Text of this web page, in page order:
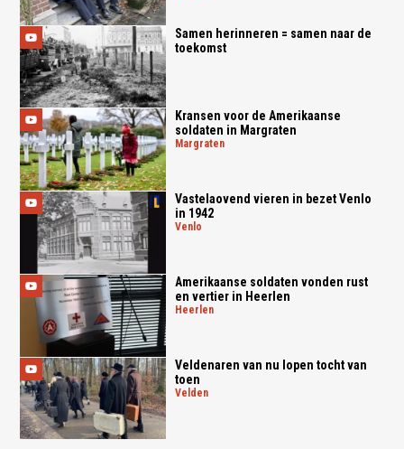
Samen herinneren = samen naar de
toekomst
Kransen voor de Amerikaanse
soldaten in Margraten
margraten
Vastelaovend vieren in bezet Venlo
in 1942
venlo
Amerikaanse soldaten vonden rust
en vertier in Heerlen
heerlen
Veldenaren van nu lopen tocht van
toen
velden